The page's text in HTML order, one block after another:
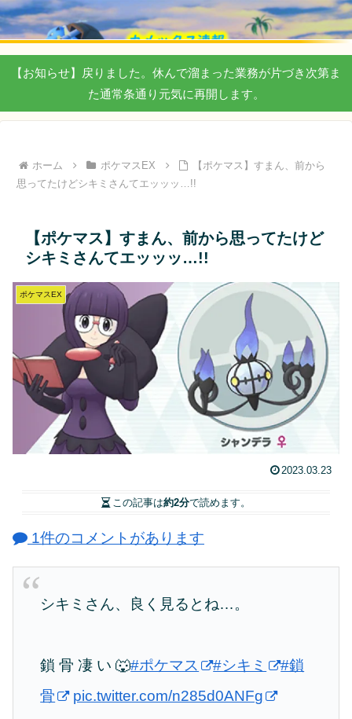
【お知らせ】戻りました。休んで溜まった業務が片づき次第ま
た通常条通り元気に再開します。
ホーム ポケマスEX
【ポケマス】すまん、前から
思ってたけどシキミさんてエッッッ…!!
【ポケマス】すまん、前から思ってたけど
シキミさんてエッッッ…!!
ポケマスEX
2023.03.23
この記事は約2分で読めます。
1件のコメントがあります
シキミさん、良く見るとね…。
鎖 骨 凄 い 🐺#ポケマス #シキミ
#鎖
骨
pic.twitter.com/n285d0ANFg